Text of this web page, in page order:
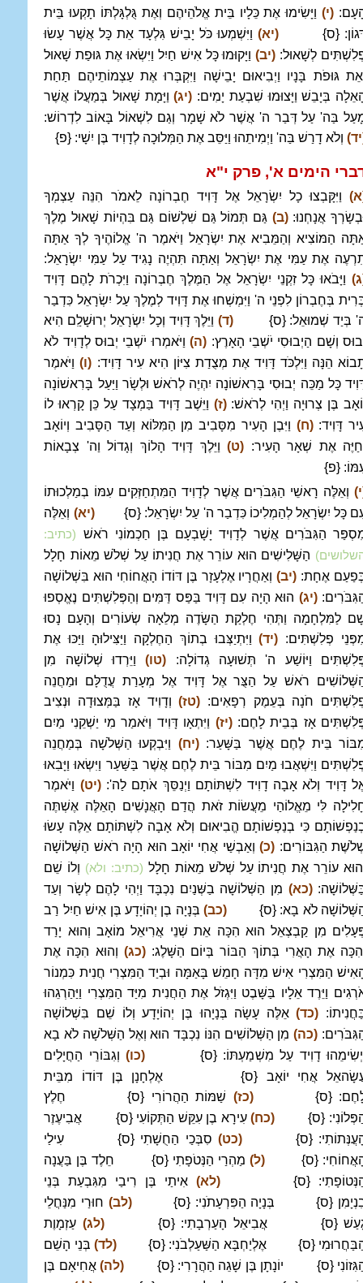
(י) וַיָּשִׂימוּ אֶת כֵּלָיו בֵּית אֱלֹהֵיהֶם וְאֶת גֻּלְגָּלְתּוֹ תָקְעוּ בֵּית
{ס} (יא) וַיִּשְׁמְעוּ כֹּל יָבֵישׁ גִּלְעָד אֵת כָּל אֲשֶׁר עָשׂוּ
לְשָׁאוּל: (יב) וַיָּקוּמוּ כָּל אִישׁ חַיִל וַיִּשְׂאוּ אֶת גּוּפַת שָׁאוּל
גּוּפֹת בָּנָיו וַיְבִיאוּם יָבֵישָׁה וַיִּקְבְּרוּ אֶת עַצְמוֹתֵיהֶם תַּחַת
בְּיָבֵשׁ וַיָּצוּמוּ שִׁבְעַת יָמִים: (יג) וַיָּמָת שָׁאוּל בְּמַעֲלוֹ אֲשֶׁר
בַּה' עַל דְּבַר ה' אֲשֶׁר לֹא שָׁמָר וְגַם לִשְׁאוֹל בָּאוֹב לִדְרוֹשׁ:
וְלֹא דָרַשׁ בַּה' וַיְמִיתֵהוּ וַיַּסֵּב אֶת הַמְּלוּכָה לְדָוִיד בֶּן יִשָׁי: {פ}
הימים א', פרק י"א
וַיִּקָּבְצוּ כָל יִשְׂרָאֵל אֶל דָּוִיד חֶבְרוֹנָה לֵאמֹר הִנֵּה עַצְמְךָ
אֲנָחְנוּ:(ב) גַּם תְּמוֹל גַּם שִׁלְשׁוֹם גַּם בִּהְיוֹת שָׁאוּל מֶלֶךְ
הַמּוֹצִיא וְהַמֵּבִיא אֶת יִשְׂרָאֵל וַיֹּאמֶר ה' אֱלוֹהֶיךָ לְךָ אַתָּה
אֶת עַמִּי אֶת יִשְׂרָאֵל וְאַתָּה תִּהְיֶה נָגִיד עַל עַמִּי יִשְׂרָאֵל:
וַיָּבֹאוּ כָּל זִקְנֵי יִשְׂרָאֵל אֶל הַמֶּלֶךְ חֶבְרוֹנָה וַיִּכְרֹת לָהֶם דָּוִיד
בְּחֶבְרוֹן לִפְנֵי ה' וַיִּמְשְׁחוּ אֶת דָּוִיד לְמֶלֶךְ עַל יִשְׂרָאֵל כִּדְבַר
בְּיַד שְׁמוּאֵל: {ס} (ד) וַיֵּלֶךְ דָּוִיד וְכָל יִשְׂרָאֵל יְרוּשָׁלִַם הִיא
וְשָׁם הַיְבוּסִי יֹשְׁבֵי הָאָרֶץ: (ה) וַיֹּאמְרוּ יֹשְׁבֵי יְבוּס לְדָוִיד לֹא
הֵנָּה וַיִּלְכֹּד דָּוִיד אֶת מְצֻדַת צִיּוֹן הִיא עִיר דָּוִיד: (ו) וַיֹּאמֶר
כָּל מַכֵּה יְבוּסִי בָּרִאשׁוֹנָה יִהְיֶה לְרֹאשׁ וּלְשָׂר וַיַּעַל בָּרִאשׁוֹנָה
בֶּן צְרוּיָה וַיְהִי לְרֹאשׁ:(ז) וַיֵּשֶׁב דָּוִיד בַּמְצָד עַל כֵּן קָרְאוּ לוֹ
דָּוִיד:(ח) וַיִּבֶן הָעִיר מִסָּבִיב מִן הַמִּלּוֹא וְעַד הַסָּבִיב וְיוֹאָב
אֶת שְׁאָר הָעִיר: (ט) וַיֵּלֶךְ דָּוִיד הָלוֹךְ וְגָדוֹל וַה' צְבָאוֹת
{פ}
וְאֵלֶּה רָאשֵׁי הַגִּבֹּרִים אֲשֶׁר לְדָוִיד הַמִּתְחַזְּקִים עִמּוֹ בְמַלְכוּתוֹ
כָּל יִשְׂרָאֵל לְהַמְלִיכוֹ כִּדְבַר ה' עַל יִשְׂרָאֵל: {ס}(יא) וְאֵלֶּה
הַגִּבֹּרִים אֲשֶׁר לְדָוִיד יָשָׁבְעָם בֶּן חַכְמוֹנִי רֹאשׁ
(כתיב:
הַשָּׁלִישִׁים הוּא עוֹרֵר אֶת חֲנִיתוֹ עַל שְׁלֹשׁ מֵאוֹת חָלָל
אֶחָת: (יב) וְאַחֲרָיו אֶלְעָזָר בֶּן דּוֹדוֹ הָאֲחוֹחִי הוּא בִּשְׁלוֹשָׁה
(יג) הוּא הָיָה עִם דָּוִיד בַּפַּס דַּמִּים וְהַפְּלִשְׁתִּים נֶאֱסְפוּ
לַמִּלְחָמָה וַתְּהִי חֶלְקַת הַשָּׂדֶה מְלֵאָה שְׂעוֹרִים וְהָעָם נָסוּ
פְלִשְׁתִּים: (יד) וַיִּתְיַצְּבוּ בְתוֹךְ הַחֶלְקָה וַיַּצִּילוּהָ וַיַּכּוּ אֶת
וַיּוֹשַׁע ה' תְּשׁוּעָה גְדוֹלָה: (טו)
וַיֵּרְדוּ שְׁלוֹשָׁה מִן
רֹאשׁ עַל הַצֻּר אֶל דָּוִיד אֶל מְעָרַת עֲדֻלָּם וּמַחֲנֵה
חֹנָה בְּעֵמֶק רְפָאִים: (טז) וְדָוִיד אָז בַּמְּצוּדָה וּנְצִיב
אָז בְּבֵית לָחֶם:(יז) וַיִּתְאָו דָּוִיד וַיֹּאמַר מִי יַשְׁקֵנִי מַיִם
בֵּית לֶחֶם אֲשֶׁר בַּשָּׁעַר:(יח) וַיִּבְקְעוּ הַשְּׁלֹשָׁה בְּמַחֲנֵה
וַיִּשְׁאֲבוּ מַיִם מִבּוֹר בֵּית לֶחֶם אֲשֶׁר בַּשַּׁעַר וַיִּשְׂאוּ וַיָּבִאוּ
דָּוִיד וְלֹא אָבָה דָוִיד לִשְׁתּוֹתָם וַיְנַסֵּךְ אֹתָם לַה':(יט) וַיֹּאמֶר
לִּי מֵאֱלוֹהַי מֵעֲשׂוֹת זֹאת הֲדַם הָאֲנָשִׁים הָאֵלֶּה אֶשְׁתֶּה
כִּי בְנַפְשׁוֹתָם הֱבִיאוּם וְלֹא אָבָה לִשְׁתּוֹתָם אֵלֶּה עָשׂוּ
הַגִּבּוֹרִים: (כ) וְאַבְשַׁי אֲחִי יוֹאָב הוּא הָיָה רֹאשׁ הַשְּׁלוֹשָׁה
עוֹרֵר אֶת חֲנִיתוֹ עַל שְׁלֹשׁ מֵאוֹת חָלָל (כתיב: ולא) וְלוֹ שֵׁם
(כא) מִן הַשְּׁלוֹשָׁה בַשְּׁנַיִם נִכְבָּד וַיְהִי לָהֶם לְשָׂר וְעַד
לֹא בָא: {ס} (כב) בְּנָיָה בֶן יְהוֹיָדָע בֶּן אִישׁ חַיִל רַב
מִן קַבְצְאֵל הוּא הִכָּה אֵת שְׁנֵי אֲרִיאֵל מוֹאָב וְהוּא יָרַד
אֶת הָאֲרִי בְּתוֹךְ הַבּוֹר בְּיוֹם הַשָּׁלֶג:(כג) וְהוּא הִכָּה אֶת
הַמִּצְרִי אִישׁ מִדָּה חָמֵשׁ בָּאַמָּה וּבְיַד הַמִּצְרִי חֲנִית כִּמְנוֹר
וַיֵּרֶד אֵלָיו בַּשָּׁבֶט וַיִּגְזֹל אֶת הַחֲנִית מִיַּד הַמִּצְרִי וַיַּהַרְגֵהוּ
(כד) אֵלֶּה עָשָׂה בְּנָיָהוּ בֶּן יְהוֹיָדָע וְלוֹ שֵׁם בִּשְׁלוֹשָׁה
(כה) מִן הַשְּׁלוֹשִׁים הִנּוֹ נִכְבָּד הוּא וְאֶל הַשְּׁלֹשָׁה לֹא בָא
דָוִיד עַל מִשְׁמַעְתּוֹ: {ס} (כו) וְגִבּוֹרֵי הַחֲיָלִים
אֲחִי יוֹאָב {ס} אֶלְחָנָן בֶּן דּוֹדוֹ מִבֵּית
{ס}(כז) שַׁמּוֹת הַהֲרוֹרִי {ס} חֶלֶץ
{ס} (כח) עִירָא בֶן עִקֵּשׁ הַתְּקוֹעִי {ס} אֲבִיעֶזֶר
{ס} (כט) סִבְּכַי הַחֻשָׁתִי {ס} עִילַי
{ס}(ל) מַהְרַי הַנְּטֹפָתִי {ס} חֵלֶד בֶּן בַּעֲנָה
{ס} (לא)
אִיתַי בֶּן רִיבַי מִגִּבְעַת בְּנֵי
{ס} בְּנָיָה הַפִּרְעָתֹנִי: {ס}(לב) חוּרַי מִנַּחֲלֵי
{ס} אֲבִיאֵל הָעַרְבָתִי: {ס}(לג) עַזְמָוֶת
{ס} אֶלְיַחְבָּא הַשַּׁעַלְבֹנִי: {ס} (לד) בְּנֵי הָשֵׁם
{ס} יוֹנָתָן בֶּן שָׁגֵה הַהֲרָרִי: {ס} (לה) אֲחִיאָם בֶּן